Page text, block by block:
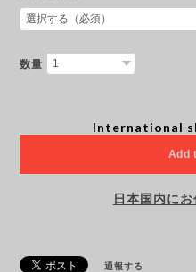
数量
International
Add
日本国内に
通報する